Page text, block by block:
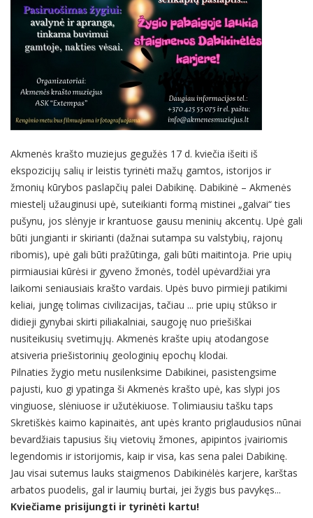
Akmenės krašto muziejus gegužės 17 d. kviečia išeiti iš
ekspozicijų salių ir leistis tyrinėti mažų gamtos, istorijos ir
žmonių kūrybos paslapčių palei Dabikinę. Dabikinė – Akmenės
miestelį užauginusi upė, suteikianti formą mistinei „galvai“ ties
pušynu, jos slėnyje ir krantuose gausu meninių akcentų. Upė gali
būti jungianti ir skirianti (dažnai sutampa su valstybių, rajonų
ribomis), upė gali būti pražūtinga, gali būti maitintoja. Prie upių
pirmiausiai kūrėsi ir gyveno žmonės, todėl upėvardžiai yra
laikomi seniausiais krašto vardais. Upės buvo pirmieji patikimi
keliai, jungę tolimas civilizacijas, tačiau ... prie upių stūkso ir
didieji gynybai skirti piliakalniai, saugoję nuo priešiškai
nusiteikusių svetimųjų. Akmenės krašte upių atodangose
atsiveria priešistorinių geologinių epochų klodai.
Pilnaties žygio metu nusilenksime Dabikinei, pasistengsime
pajusti, kuo gi ypatinga ši Akmenės krašto upė, kas slypi jos
vingiuose, slėniuose ir užutėkiuose. Tolimiausiu tašku taps
Skretiškės kaimo kapinaitės, ant upės kranto priglaudusios nūnai
bevardžiais tapusius šių vietovių žmones, apipintos įvairiomis
legendomis ir istorijomis, kaip ir visa, kas sena palei Dabikinę.
Jau visai sutemus lauks staigmenos Dabikinėlės karjere, karštas
arbatos puodelis, gal ir laumių burtai, jei žygis bus pavykęs...
Kviečiame prisijungti ir tyrinėti kartu!